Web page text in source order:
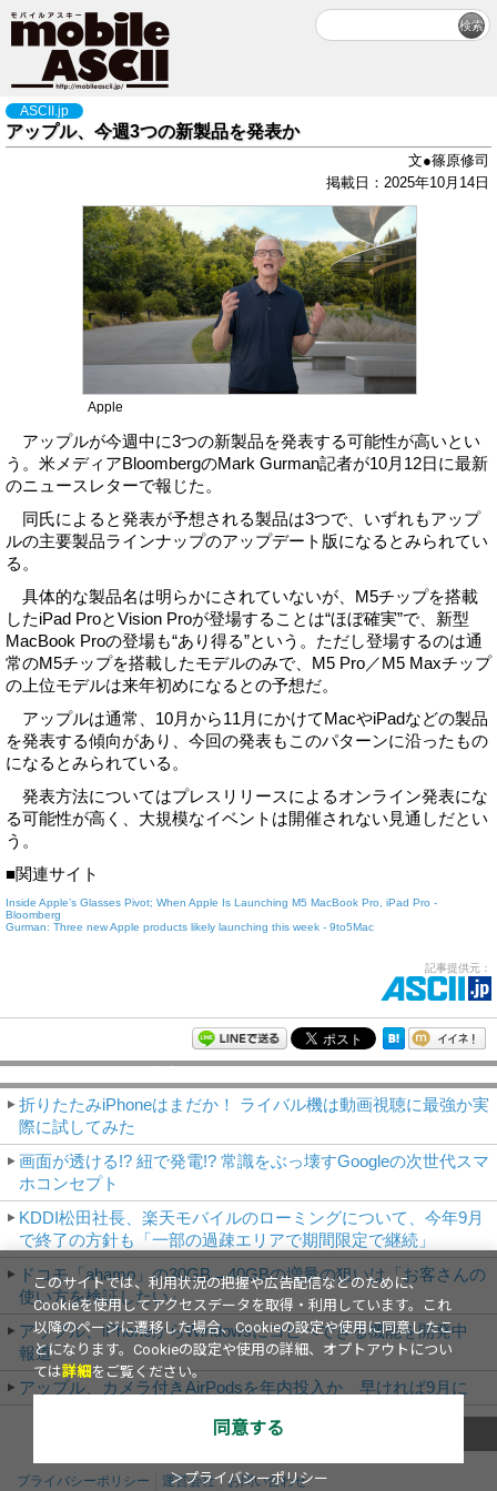
ASCII.jp
アップル、今週3つの新製品を発表か
文●篠原修司
掲載日：2025年10月14日
Apple
アップルが今週中に3つの新製品を発表する可能性が高いとい
う。米メディアBloombergのMark Gurman記者が10月12日に最新
のニュースレターで報じた。
同氏によると発表が予想される製品は3つで、いずれもアップ
ルの主要製品ラインナップのアップデート版になるとみられてい
る。
具体的な製品名は明らかにされていないが、M5チップを搭載
したiPad ProとVision Proが登場することは“ほぼ確実”で、新型
MacBook Proの登場も“あり得る”という。ただし登場するのは通
常のM5チップを搭載したモデルのみで、M5 Pro／M5 Maxチップ
の上位モデルは来年初めになるとの予想だ。
アップルは通常、10月から11月にかけてMacやiPadなどの製品
を発表する傾向があり、今回の発表もこのパターンに沿ったもの
になるとみられている。
発表方法についてはプレスリリースによるオンライン発表にな
る可能性が高く、大規模なイベントは開催されない見通しだとい
う。
■関連サイト
Inside Apple’s Glasses Pivot; When Apple Is Launching M5 MacBook Pro, iPad Pro -
Bloomberg
Gurman: Three new Apple products likely launching this week - 9to5Mac
記事提供元：
折りたたみiPhoneはまだか！ ライバル機は動画視聴に最強か実
際に試してみた
画面が透ける!? 紐で発電!? 常識をぶっ壊すGoogleの次世代スマ
ホコンセプト
KDDI松田社長、楽天モバイルのローミングについて、今年9月
で終了の方針も「一部の過疎エリアで期間限定で継続」
ドコモ「ahamo」の30GB→40GBの増量の狙いは「お客さんの
使い方を検証したい」
アップル、iPhoneからWindowsにコピペできる機能を開発中
報道
アップル、カメラ付きAirPodsを年内投入か 早ければ9月に
これまでのNews
プライバシーポリシー 運営会社 お問い合わせ
このサイトでは、利用状況の把握や広告配信などのために、
Cookieを使用してアクセスデータを取得・利用しています。これ
以降のページに遷移した場合、Cookieの設定や使用に同意したこ
とになります。Cookieの設定や使用の詳細、オプトアウトについ
ては詳細をご覧ください。
同意する
＞プライバシーポリシー